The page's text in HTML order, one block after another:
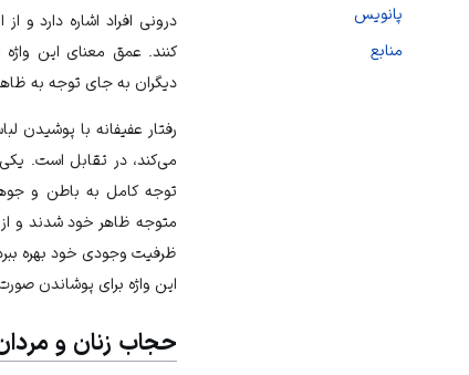
پانویس
منابع
درونی افراد اشاره دارد
کنند. عمق معنای این
دیگران به جای توجه به
رفتار عفیفانه با پوشیدن
می‌‌کند، در تقابل است.
توجه کامل به باطن و
متوجه ظاهر خود شدند و
ظرفیت وجودی خود بهره
این واژه برای پوشاندن
حجاب زنان و